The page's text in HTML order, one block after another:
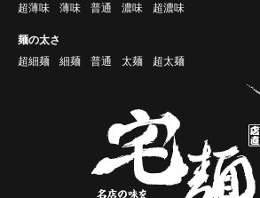
超薄味
薄味 普通 濃味 超濃味
麺の太さ
超細麺
細麺 普通 太麺 超太麺